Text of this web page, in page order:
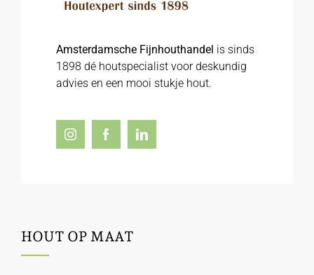
Amsterdamsche Fijnhouthandel is sinds
1898 dé houtspecialist voor deskundig
advies en een mooi stukje hout.
HOUT OP MAAT